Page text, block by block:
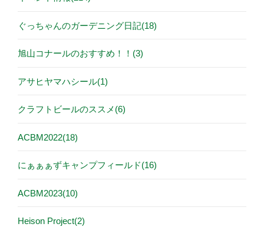
ぐっちゃんのガーデニング日記(18)
旭山コナールのおすすめ！！(3)
アサヒヤマハシール(1)
クラフトビールのススメ(6)
ACBM2022(18)
にぁぁぁずキャンプフィールド(16)
ACBM2023(10)
Heison Project(2)